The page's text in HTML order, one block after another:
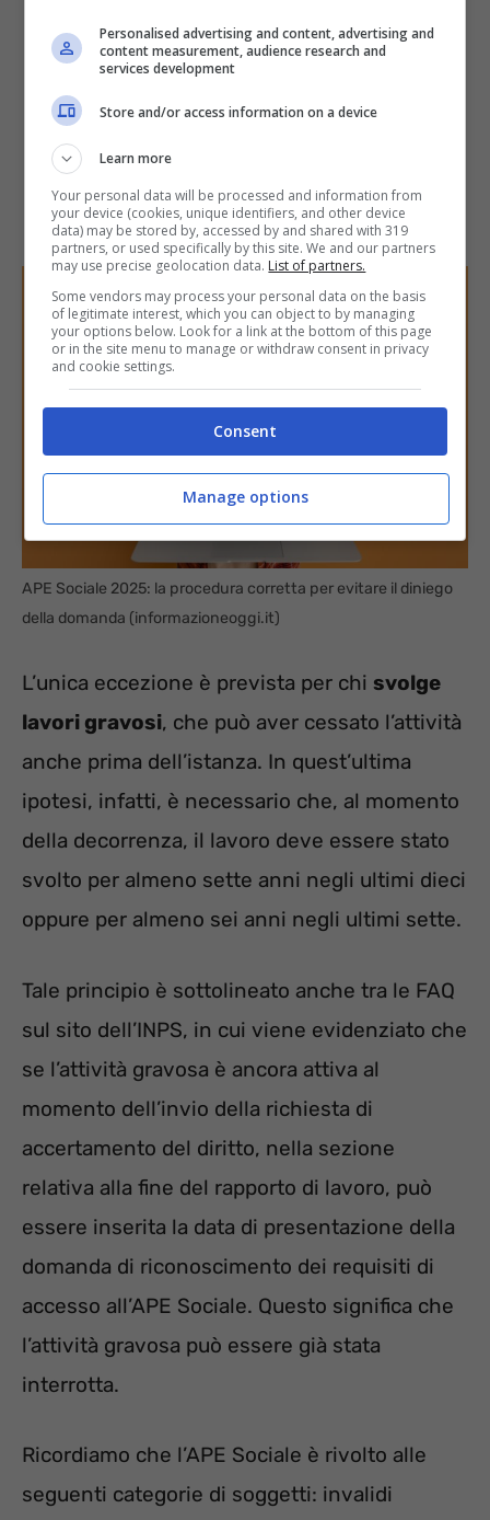
APE Sociale 2025: la procedura corretta per evitare il diniego
della domanda (informazioneoggi.it)
L’unica eccezione è prevista per chi svolge
lavori gravosi, che può aver cessato l’attività
anche prima dell’istanza. In quest’ultima
ipotesi, infatti, è necessario che, al momento
della decorrenza, il lavoro deve essere stato
svolto per almeno sette anni negli ultimi dieci
oppure per almeno sei anni negli ultimi sette.
Tale principio è sottolineato anche tra le FAQ
sul sito dell’INPS, in cui viene evidenziato che
se l’attività gravosa è ancora attiva al
momento dell’invio della richiesta di
accertamento del diritto, nella sezione
relativa alla fine del rapporto di lavoro, può
essere inserita la data di presentazione della
domanda di riconoscimento dei requisiti di
accesso all’APE Sociale. Questo significa che
l’attività gravosa può essere già stata
interrotta.
Ricordiamo che l’APE Sociale è rivolto alle
seguenti categorie di soggetti: invalidi
Personalised advertising and content, advertising and
content measurement, audience research and
services development
Store and/or access information on a device
Learn more
Your personal data will be processed and information from
your device (cookies, unique identifiers, and other device
data) may be stored by, accessed by and shared with 319
partners, or used specifically by this site. We and our partners
may use precise geolocation data. List of partners.
Some vendors may process your personal data on the basis
of legitimate interest, which you can object to by managing
your options below. Look for a link at the bottom of this page
or in the site menu to manage or withdraw consent in privacy
and cookie settings.
Consent
Manage options